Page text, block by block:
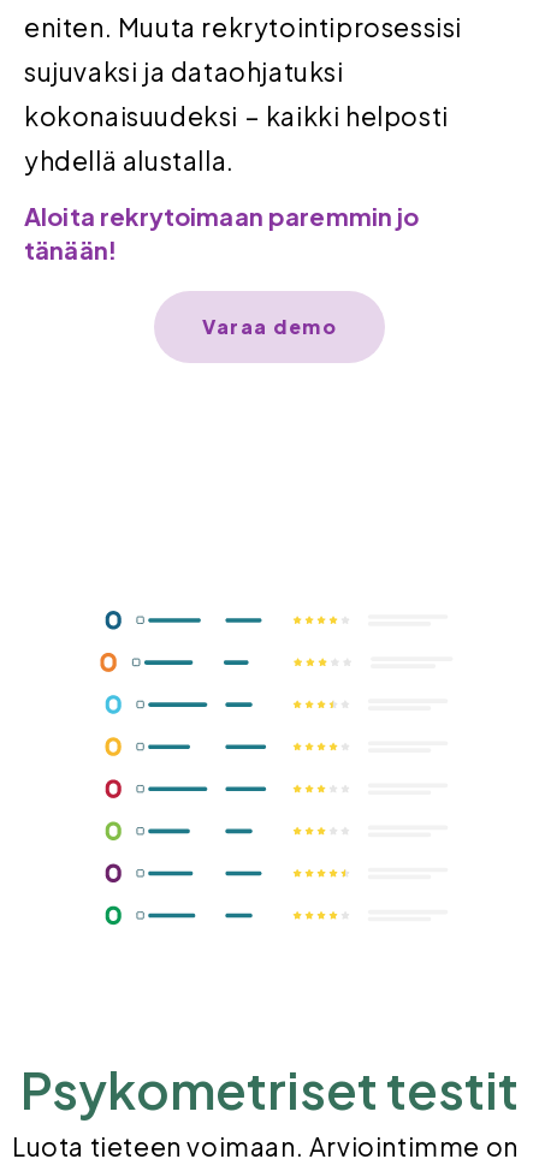
eniten. Muuta rekrytointiprosessisi
sujuvaksi ja dataohjatuksi
kokonaisuudeksi – kaikki helposti
yhdellä alustalla.
Aloita rekrytoimaan paremmin jo
tänään!
Varaa demo
Psykometriset testit
Luota tieteen voimaan. Arviointimme on